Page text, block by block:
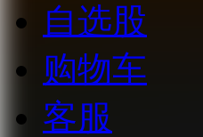
自选股
购物车
客服